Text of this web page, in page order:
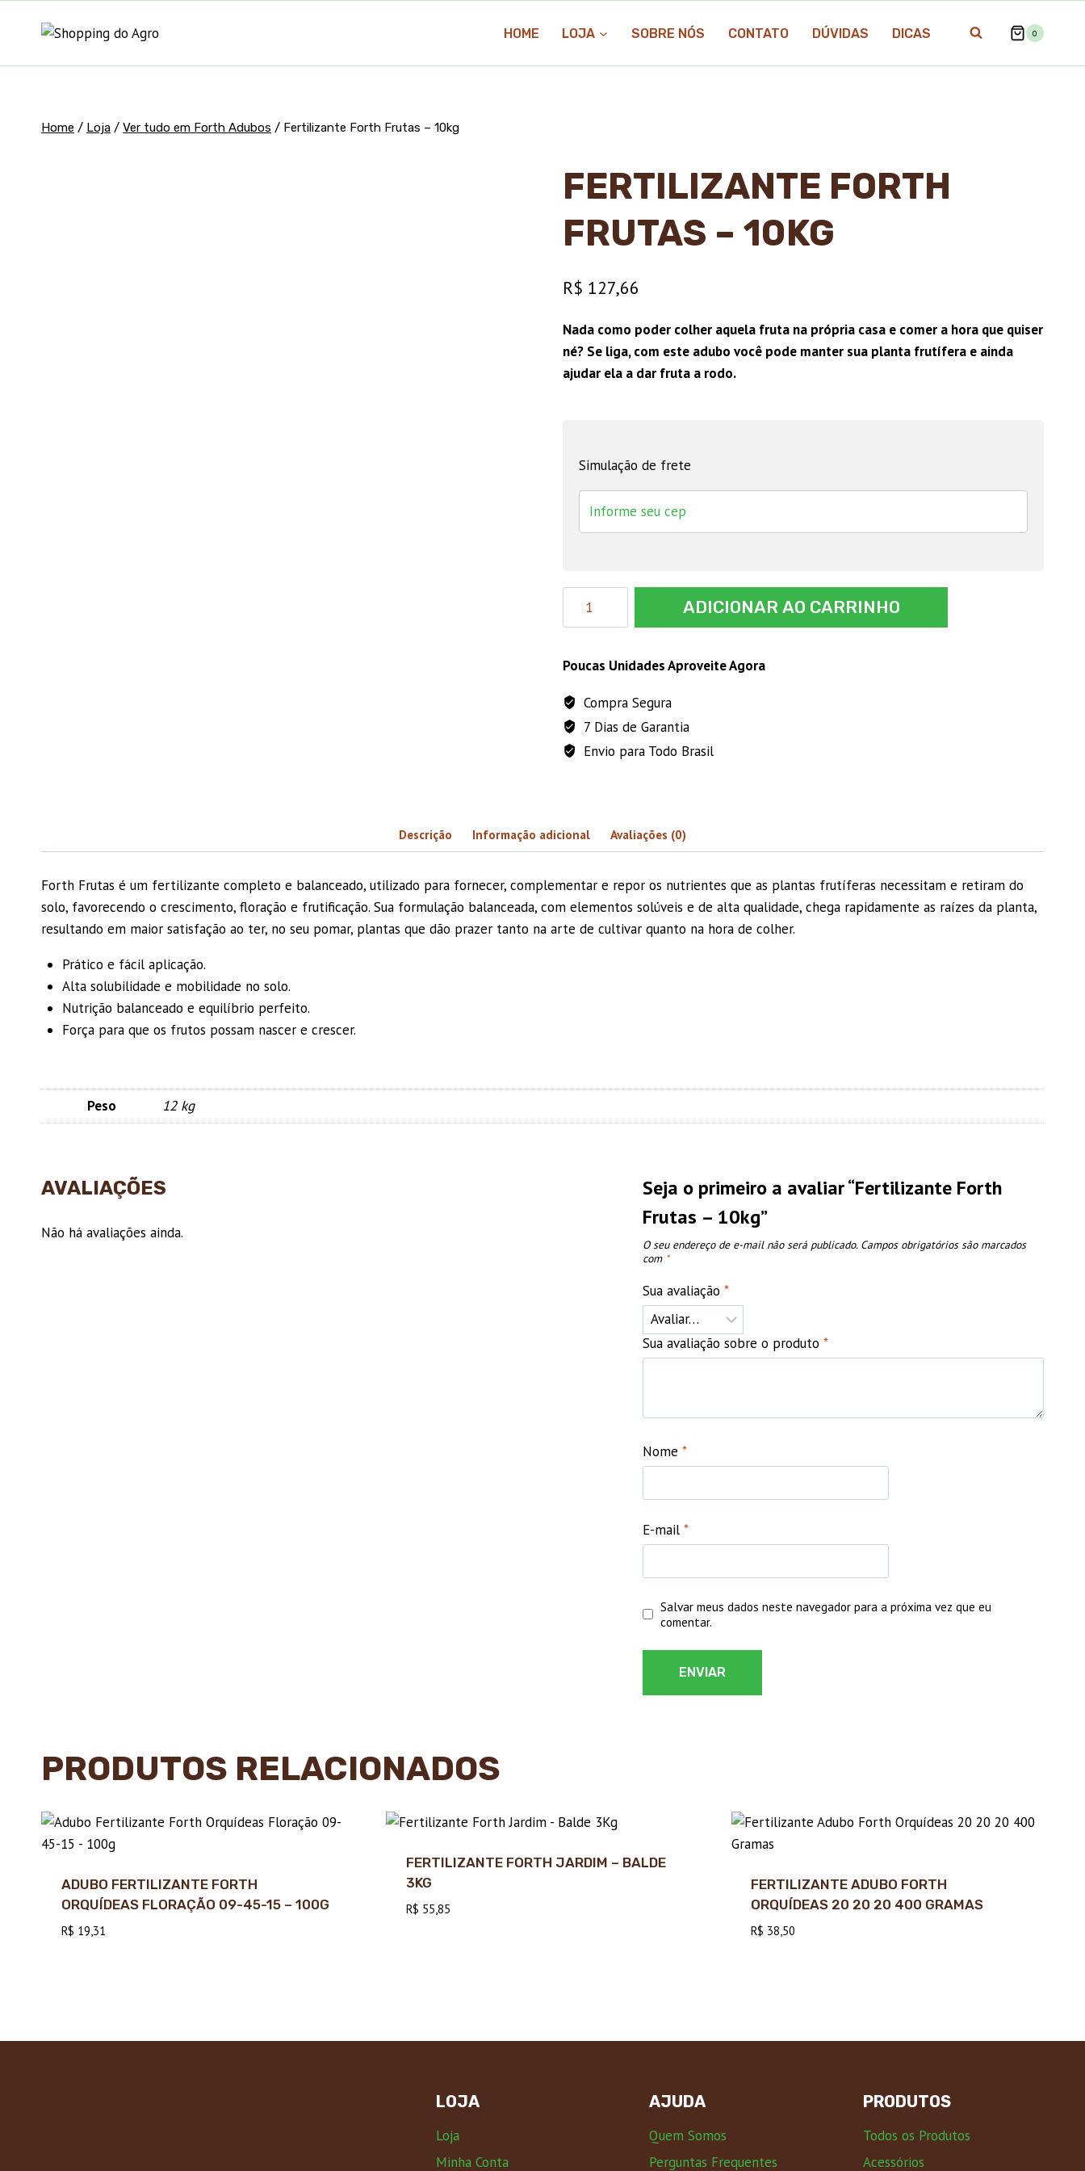
HOME LOJA SOBRE NÓS CONTATO DÚVIDAS DICAS 0
Home / Loja / Ver tudo em Forth Adubos / Fertilizante Forth Frutas – 10kg
FERTILIZANTE FORTH
FRUTAS – 10KG
R$ 127,66
Nada como poder colher aquela fruta na própria casa e comer a hora que quiser
né? Se liga, com este adubo você pode manter sua planta frutífera e ainda
ajudar ela a dar fruta a rodo.
Simulação de frete
-
quantidade
ADICIONAR AO CARRINHO
Poucas Unidades Aproveite Agora
Compra Segura
7 Dias de Garantia
Envio para Todo Brasil
Descrição Informação adicional Avaliações (0)
Forth Frutas é um fertilizante completo e balanceado, utilizado para fornecer, complementar e repor os nutrientes que as plantas frutíferas necessitam e retiram do
solo, favorecendo o crescimento, floração e frutificação. Sua formulação balanceada, com elementos solúveis e de alta qualidade, chega rapidamente as raízes da planta,
resultando em maior satisfação ao ter, no seu pomar, plantas que dão prazer tanto na arte de cultivar quanto na hora de colher.
Prático e fácil aplicação.
Alta solubilidade e mobilidade no solo.
Nutrição balanceado e equilíbrio perfeito.
Força para que os frutos possam nascer e crescer.
Peso 12 kg
AVALIAÇÕES
Não há avaliações ainda.
Seja o primeiro a avaliar “Fertilizante Forth
Frutas – 10kg”
O seu endereço de e-mail não será publicado. Campos obrigatórios são marcados
com *
Sua avaliação*
Sua avaliação sobre o produto*
Nome*
E-mail*
Salvar meus dados neste navegador para a próxima vez que eu
comentar.
PRODUTOS RELACIONADOS
ADUBO FERTILIZANTE FORTH
ORQUÍDEAS FLORAÇÃO 09-45-15 – 100G
R$ 19,31
FERTILIZANTE FORTH JARDIM – BALDE
3KG
R$ 55,85
FERTILIZANTE ADUBO FORTH
ORQUÍDEAS 20 20 20 400 GRAMAS
R$ 38,50
LOJA
Loja
Minha Conta
AJUDA
Quem Somos
Perguntas Frequentes
PRODUTOS
Todos os Produtos
Acessórios